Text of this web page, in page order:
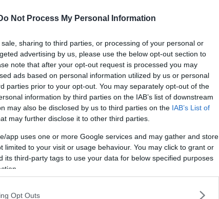
Not Process My Personal Information
sharing to third parties, or processing of your personal or
advertising by us, please use the below opt-out section to
note that after your opt-out request is processed you may
ads based on personal information utilized by us or personal
parties prior to your opt-out. You may separately opt-out of the
information by third parties on the IAB’s list of downstream
may also be disclosed by us to third parties on the IAB’s List of
may further disclose it to other third parties.
app uses one or more Google services and may gather and store
limited to your visit or usage behaviour. You may click to grant or
its third-party tags to use your data for below specified purposes
Opt Outs
MED LÄKAREN PÅ
HÄLSOCENTRAL
2024 14.00
tillbaka på jobbet: